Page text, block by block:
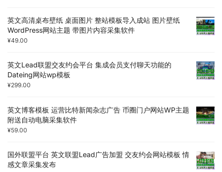
英文高清桌布壁纸 桌面图片 整站模板导入成站 图片壁纸
WordPress网站主题 带图片内容采集软件
¥49.00
英文Lead联盟交友约会平台 集成会员支付聊天功能的
Dateing网站wp模板
¥299.00
英文博客模板 运营比特新闻杂志广告 币圈门户网站WP主题
附送自动电脑采集软件
¥59.00
国外联盟平台 英文联盟Lead广告加盟 交友约会网站模板 情
感文章采集发布